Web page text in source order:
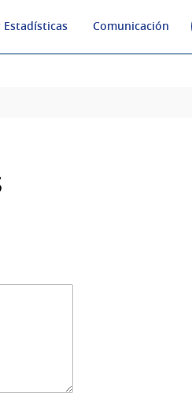
Estadísticas Comunicación